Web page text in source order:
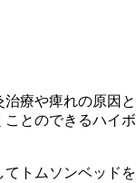
療や痺れの原因と
とのできるハイボ
てトムソンベッドを